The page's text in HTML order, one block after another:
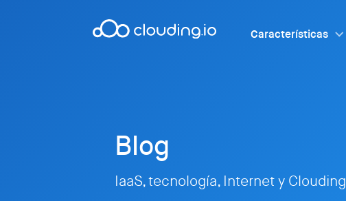
Características
Blog
IaaS, tecnología, Internet y Clouding